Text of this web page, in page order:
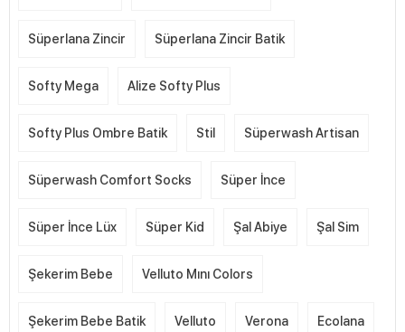
Süperlana Zincir Süperlana Zincir Batik
Softy Mega Alize Softy Plus
Softy Plus Ombre Batik Stil Süperwash Artisan
Süperwash Comfort Socks Süper İnce
Süper İnce Lüx Süper Kid Şal Abiye Şal Sim
Şekerim Bebe Velluto Mını Colors
Şekerim Bebe Batik Velluto Verona Ecolana